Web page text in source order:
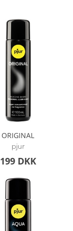
ORIGINAL
pjur
199 DKK